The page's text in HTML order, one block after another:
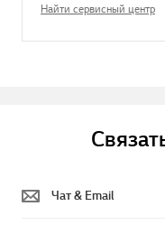
Найти сервисный центр
Чат & Email